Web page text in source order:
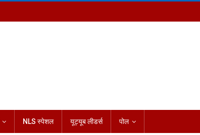
NLS स्पेशल यूट्यूब लीडर्स पोल